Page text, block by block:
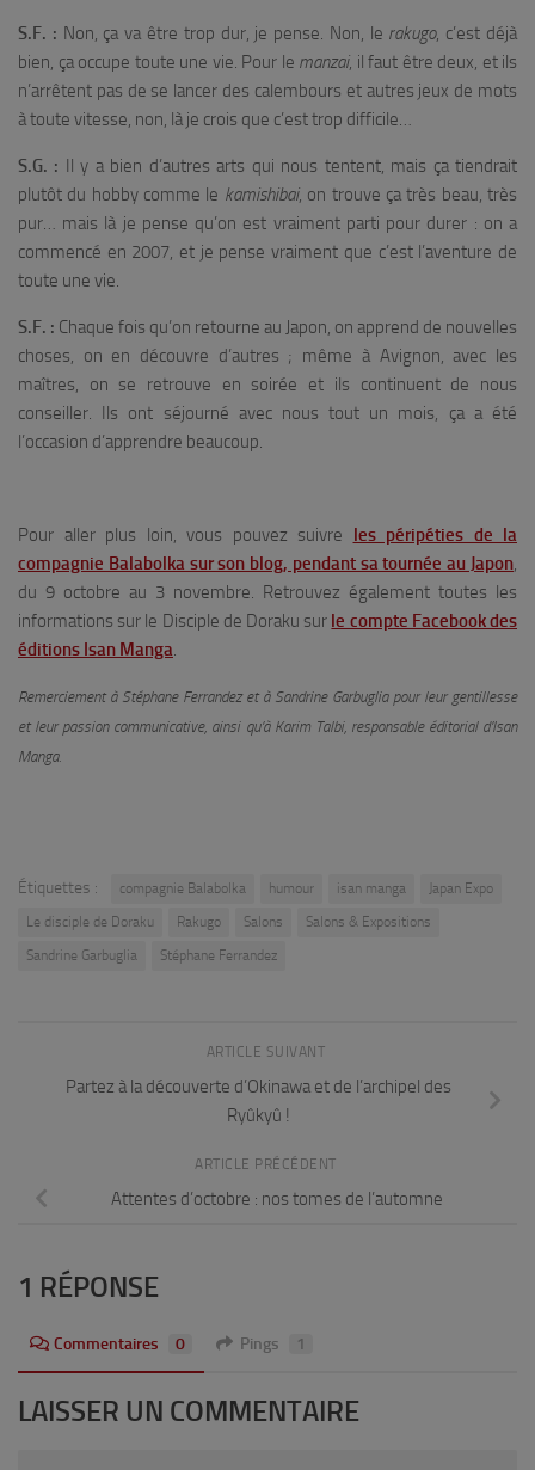
S.F. : Non, ça va être trop dur, je pense. Non, le rakugo, c’est déjà
bien, ça occupe toute une vie. Pour le manzai, il faut être deux, et ils
n’arrêtent pas de se lancer des calembours et autres jeux de mots
à toute vitesse, non, là je crois que c’est trop difficile…
S.G. : Il y a bien d’autres arts qui nous tentent, mais ça tiendrait
plutôt du hobby comme le kamishibai, on trouve ça très beau, très
pur… mais là je pense qu’on est vraiment parti pour durer : on a
commencé en 2007, et je pense vraiment que c’est l’aventure de
toute une vie.
S.F. : Chaque fois qu’on retourne au Japon, on apprend de nouvelles
choses, on en découvre d’autres ; même à Avignon, avec les
maîtres, on se retrouve en soirée et ils continuent de nous
conseiller. Ils ont séjourné avec nous tout un mois, ça a été
l’occasion d’apprendre beaucoup.
Pour aller plus loin, vous pouvez suivre les péripéties de la
compagnie Balabolka sur son blog, pendant sa tournée au Japon,
du 9 octobre au 3 novembre. Retrouvez également toutes les
informations sur le Disciple de Doraku sur le compte Facebook des
éditions Isan Manga.
Remerciement à Stéphane Ferrandez et à Sandrine Garbuglia pour leur gentillesse
et leur passion communicative, ainsi qu’à Karim Talbi, responsable éditorial d’Isan
Manga.
Étiquettes : compagnie Balabolka humour isan manga
Japan Expo
Le disciple de Doraku
Rakugo Salons
Salons & Expositions
Sandrine Garbuglia
Stéphane Ferrandez
ARTICLE SUIVANT
Partez à la découverte d’Okinawa et de l’archipel des
Ryûkyû !
ARTICLE PRÉCÉDENT
Attentes d’octobre : nos tomes de l’automne
1 RÉPONSE
Commentaires 0 Pings 1
LAISSER UN COMMENTAIRE